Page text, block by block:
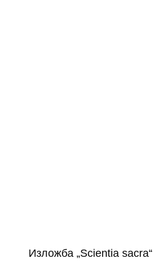
Изложба „Scientia sacra“